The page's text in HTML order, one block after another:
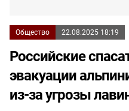
Общество 22.08.2025 18:19
Российские
эвакуации
из-за угрозы